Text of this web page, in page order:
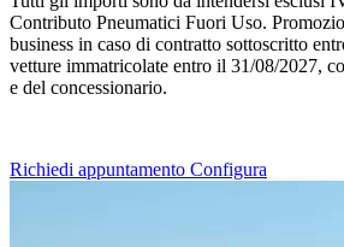
Contributo Pneumatici Fuori Uso.
business in caso di contratto sottoscritto
vetture immatricolate entro il 31/08/2027,
e del concessionario.
Richiedi appuntamento Configura